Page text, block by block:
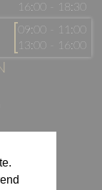
16:00 - 18:30
09:00 - 11:00
13:00 - 16:00